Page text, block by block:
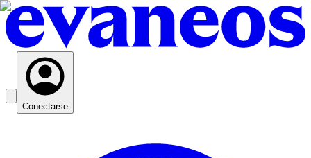
Conectarse